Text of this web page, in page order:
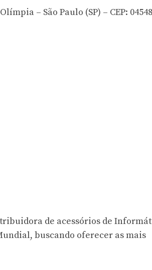
– São Paulo (SP) – CEP:
de acessórios de
buscando oferecer as mais